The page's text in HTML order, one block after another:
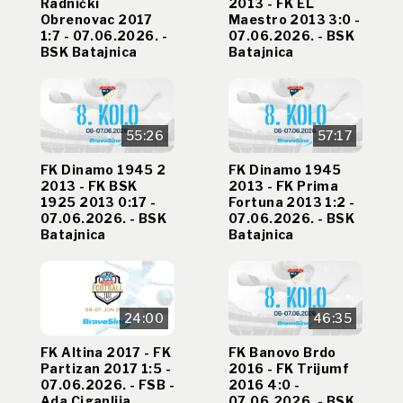
Obrenovac 2017
1:7 - 07.06.2026. -
BSK Batajnica
Maestro 2013 3:0 -
07.06.2026. - BSK
Batajnica
55:26
FK Dinamo 1945 2
2013 - FK BSK
1925 2013 0:17 -
07.06.2026. - BSK
Batajnica
57:17
FK Dinamo 1945
2013 - FK Prima
Fortuna 2013 1:2 -
07.06.2026. - BSK
Batajnica
24:00
FK Altina 2017 - FK
Partizan 2017 1:5 -
07.06.2026. - FSB -
46:35
FK Banovo Brdo
2016 - FK Trijumf
2016 4:0 -